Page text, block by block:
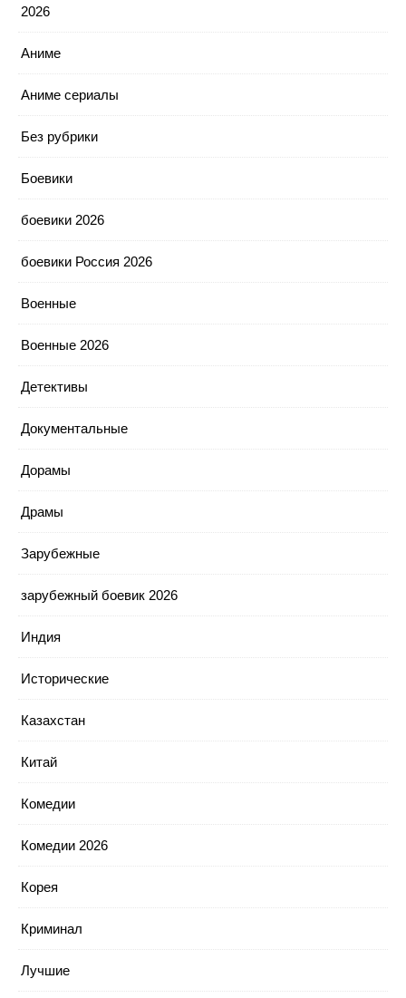
2026
Аниме
Аниме сериалы
Без рубрики
Боевики
боевики 2026
боевики Россия 2026
Военные
Военные 2026
Детективы
Документальные
Дорамы
Драмы
Зарубежные
зарубежный боевик 2026
Индия
Исторические
Казахстан
Китай
Комедии
Комедии 2026
Корея
Криминал
Лучшие